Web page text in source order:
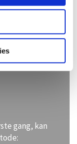
helt op.
bunden, og
gang, kan